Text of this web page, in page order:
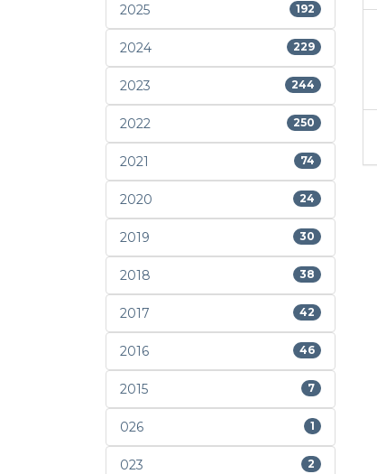
2025 192
2024 229
2023 244
2022 250
2021 74
2020 24
2019 30
2018 38
2017 42
2016 46
2015 7
026 1
023 2